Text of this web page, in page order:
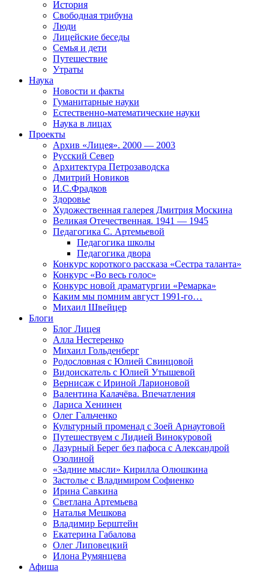
История
Свободная трибуна
Люди
Лицейские беседы
Семья и дети
Путешествие
Утраты
Наука
Новости и факты
Гуманитарные науки
Естественно-математические науки
Наука в лицах
Проекты
Архив «Лицея». 2000 — 2003
Русский Север
Архитектура Петрозаводска
Дмитрий Новиков
И.С.Фрадков
Здоровье
Художественная галерея Дмитрия Москина
Великая Отечественная. 1941 — 1945
Педагогика С. Артемьевой
Педагогика школы
Педагогика двора
Конкурс короткого рассказа «Сестра таланта»
Конкурс «Во весь голос»
Конкурс новой драматургии «Ремарка»
Каким мы помним август 1991-го…
Михаил Швейцер
Блоги
Блог Лицея
Алла Нестеренко
Михаил Гольденберг
Родословная с Юлией Свинцовой
Видоискатель с Юлией Утышевой
Вернисаж с Ириной Ларионовой
Валентина Калачёва. Впечатления
Лариса Хенинен
Олег Гальченко
Культурный променад с Зоей Арнаутовой
Путешествуем с Лидией Винокуровой
Лазурный Берег без пафоса с Александрой
Озолиной
«Задние мысли» Кирилла Олюшкина
Застолье с Владимиром Софиенко
Ирина Савкина
Светлана Артемьева
Наталья Мешкова
Владимир Берштейн
Екатерина Габалова
Олег Липовецкий
Илона Румянцева
Афиша